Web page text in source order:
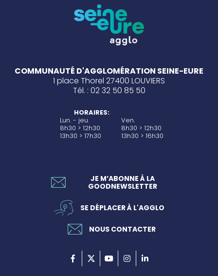
COMMUNAUTÉ D'AGGLOMÉRATION SEINE-EURE
1 place Thorel 27400 LOUVIERS
Tél. : 02 32 50 85 50
HORAIRES:
Lun. - jeu.
8h30 > 12h30
13h30 > 17h30
Ven.
8h30 > 12h30
13h30 > 16h30
JE M’ABONNE À LA
GOODNEWSLETTER
SE DÉPLACER À L'AGGLO
NOUS CONTACTER